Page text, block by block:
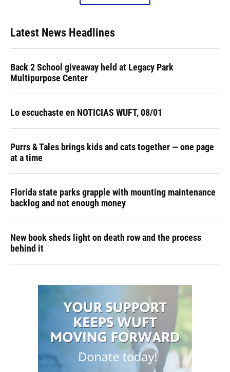
Latest News Headlines
Back 2 School giveaway held at Legacy Park
Multipurpose Center
Lo escuchaste en NOTICIAS WUFT, 08/01
Purrs & Tales brings kids and cats together — one page
at a time
Florida state parks grapple with mounting maintenance
backlog and not enough money
New book sheds light on death row and the process
behind it